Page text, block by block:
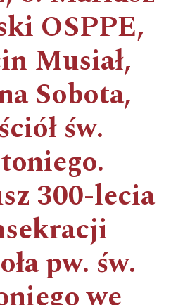
OSPPE,
Musiał,
Sobota,
św.
300-lecia
pw. św.